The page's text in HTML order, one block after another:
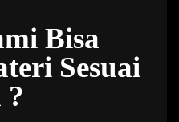
Bisa
Sesuai